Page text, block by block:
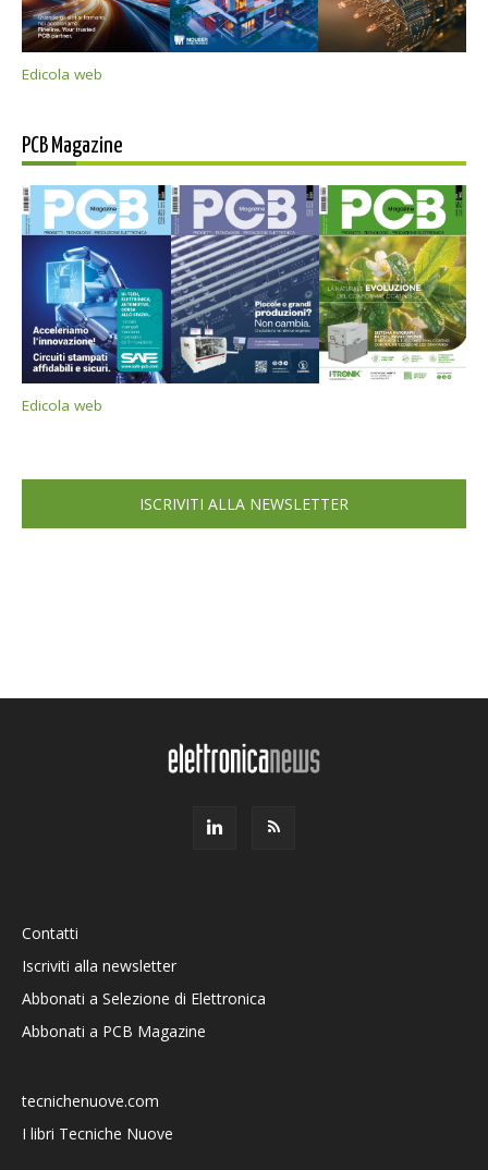
Edicola web
PCB Magazine
Edicola web
ISCRIVITI ALLA NEWSLETTER
Contatti
Iscriviti alla newsletter
Abbonati a Selezione di Elettronica
Abbonati a PCB Magazine
tecnichenuove.com
I libri Tecniche Nuove